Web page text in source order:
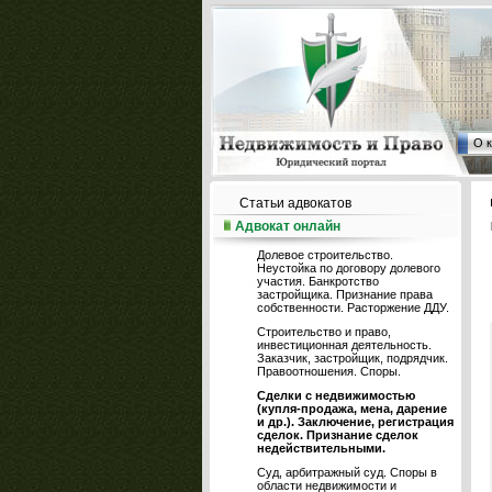
О
Статьи адвокатов
Адвокат онлайн
Долевое строительство.
Неустойка по договору долевого
участия. Банкротство
застройщика. Признание права
собственности. Расторжение ДДУ.
Строительство и право,
инвестиционная деятельность.
Заказчик, застройщик, подрядчик.
Правоотношения. Споры.
Сделки с недвижимостью
(купля-продажа, мена, дарение
и др.). Заключение, регистрация
сделок. Признание сделок
недействительными.
Суд, арбитражный суд. Споры в
области недвижимости и